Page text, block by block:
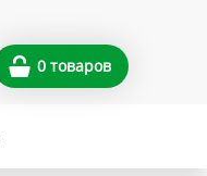
0 товаров